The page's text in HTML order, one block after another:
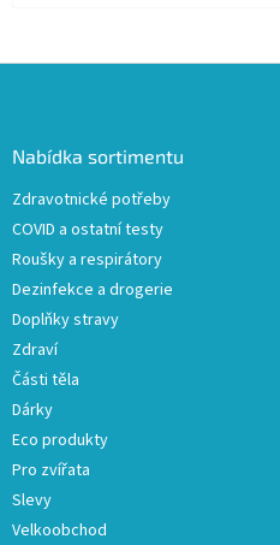
Nabídka sortimentu
Zdravotnické potřeby
COVID a ostatní testy
Roušky a respirátory
Dezinfekce a drogerie
Doplňky stravy
Zdraví
Části těla
Dárky
Eco produkty
Pro zvířata
Slevy
Velkoobchod